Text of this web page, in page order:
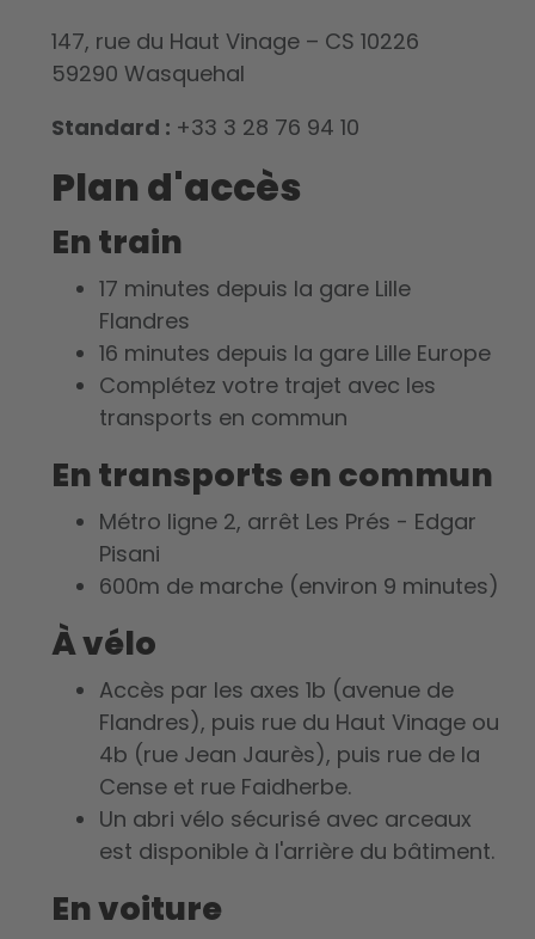
147, rue du Haut Vinage – CS 10226
59290 Wasquehal
Standard : +33 3 28 76 94 10
Plan d'accès
En train
17 minutes depuis la gare Lille
Flandres
16 minutes depuis la gare Lille Europe
Complétez votre trajet avec les
transports en commun
En transports en commun
Métro ligne 2, arrêt Les Prés - Edgar
Pisani
600m de marche (environ 9 minutes)
À vélo
Accès par les axes 1b (avenue de
Flandres), puis rue du Haut Vinage ou
4b (rue Jean Jaurès), puis rue de la
Cense et rue Faidherbe.
Un abri vélo sécurisé avec arceaux
est disponible à l'arrière du bâtiment.
En voiture